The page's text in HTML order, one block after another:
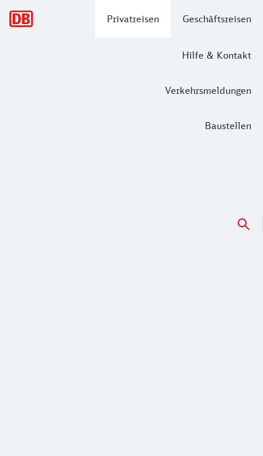
Privatreisen Geschäftsreisen
Hilfe & Kontakt
Verkehrsmeldungen
Baustellen